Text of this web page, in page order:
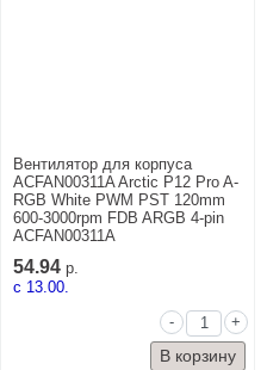
Вентилятор для корпуса
ACFAN00311A Arctic P12 Pro A-
RGB White PWM PST 120mm
600-3000rpm FDB ARGB 4-pin
ACFAN00311A
54.94 р.
c 13.00.
-
+